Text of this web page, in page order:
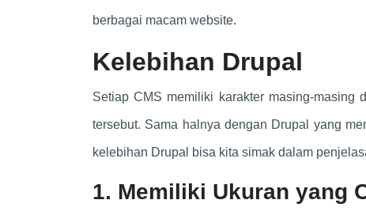
berbagai macam website.
Kelebihan Drupal
Setiap CMS memiliki karakter masing-
tersebut. Sama halnya dengan Drupal yang
kelebihan Drupal bisa kita simak dalam
1. Memiliki Ukuran yang